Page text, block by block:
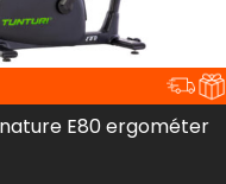
E80 ergométer